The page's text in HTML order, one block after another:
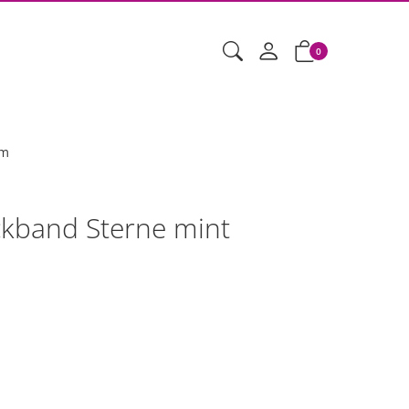
0
Sterne mint